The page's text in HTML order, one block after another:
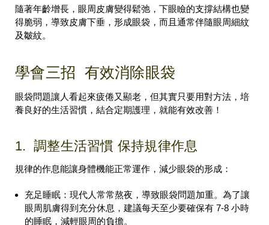
隨著年齡增長，眼周皮膚變得鬆弛，下眼瞼的支撐結構也變
得脆弱，導致皮膚下垂，形成眼袋，而且通常伴隨眼周細紋
及皺紋。
學會三招 有效消除眼袋
眼袋問題讓人看起來疲倦又顯老，但其實只要用對方法，培
養良好的生活習慣，結合定期護理，就能有效改善！
1. 調整生活習慣 保持規律作息
規律的作息能讓身體機能正常運作，減少眼袋的形成：
充足睡眠：現代人常常熬夜，導致眼袋問題加重。為了讓
眼周肌膚得到充分休息，建議每天至少要確保有 7-8 小時
的睡眠，減輕眼周的負擔。